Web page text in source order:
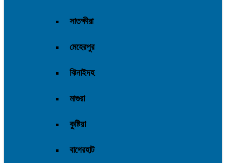
সাতক্ষীরা
মেহেরপুর
ঝিনাইদহ
মাগুরা
কুষ্টিয়া
বাগেরহাট